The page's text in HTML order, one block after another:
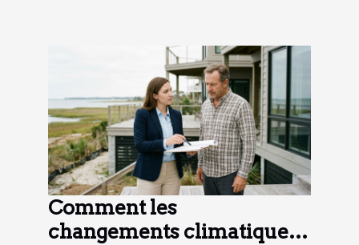
Comment les
changements climatiques